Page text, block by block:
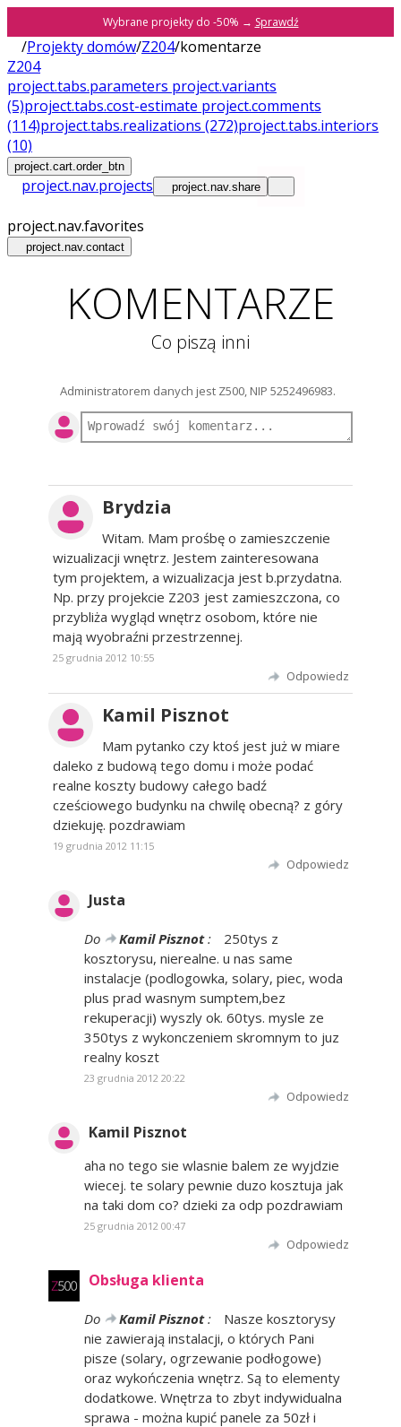
Wybrane projekty do -50% → Sprawdź
/Projekty domów/Z204/komentarze
Z204
project.tabs.parameters project.variants
(5)project.tabs.cost-estimate project.comments
(114)project.tabs.realizations (272)project.tabs.interiors
(10)
project.cart.order_btn
project.nav.projects project.nav.share
project.nav.favorites
project.nav.contact
KOMENTARZE
Co piszą inni
Administratorem danych jest Z500, NIP 5252496983.
Brydzia
Witam. Mam prośbę o zamieszczenie
wizualizacji wnętrz. Jestem zainteresowana
tym projektem, a wizualizacja jest b.przydatna.
Np. przy projekcie Z203 jest zamieszczona, co
przybliża wygląd wnętrz osobom, które nie
mają wyobraźni przestrzennej.
25 grudnia 2012 10:55
Odpowiedz
Kamil Pisznot
Mam pytanko czy ktoś jest już w miare
daleko z budową tego domu i może podać
realne koszty budowy całego badź
cześciowego budynku na chwilę obecną? z góry
dziekuję. pozdrawiam
19 grudnia 2012 11:15
Odpowiedz
Justa
Do Kamil Pisznot:
250tys z
kosztorysu, nierealne. u nas same
instalacje (podlogowka, solary, piec, woda
plus prad wasnym sumptem,bez
rekuperacji) wyszly ok. 60tys. mysle ze
350tys z wykonczeniem skromnym to juz
realny koszt
23 grudnia 2012 20:22
Odpowiedz
Kamil Pisznot
aha no tego sie wlasnie balem ze wyjdzie
wiecej. te solary pewnie duzo kosztuja jak
na taki dom co? dzieki za odp pozdrawiam
25 grudnia 2012 00:47
Odpowiedz
Obsługa klienta
Do Kamil Pisznot:
Nasze kosztorysy
nie zawierają instalacji, o których Pani
pisze (solary, ogrzewanie podłogowe)
oraz wykończenia wnętrz. Są to elementy
dodatkowe. Wnętrza to zbyt indywidualna
sprawa - można kupić panele za 50zł i